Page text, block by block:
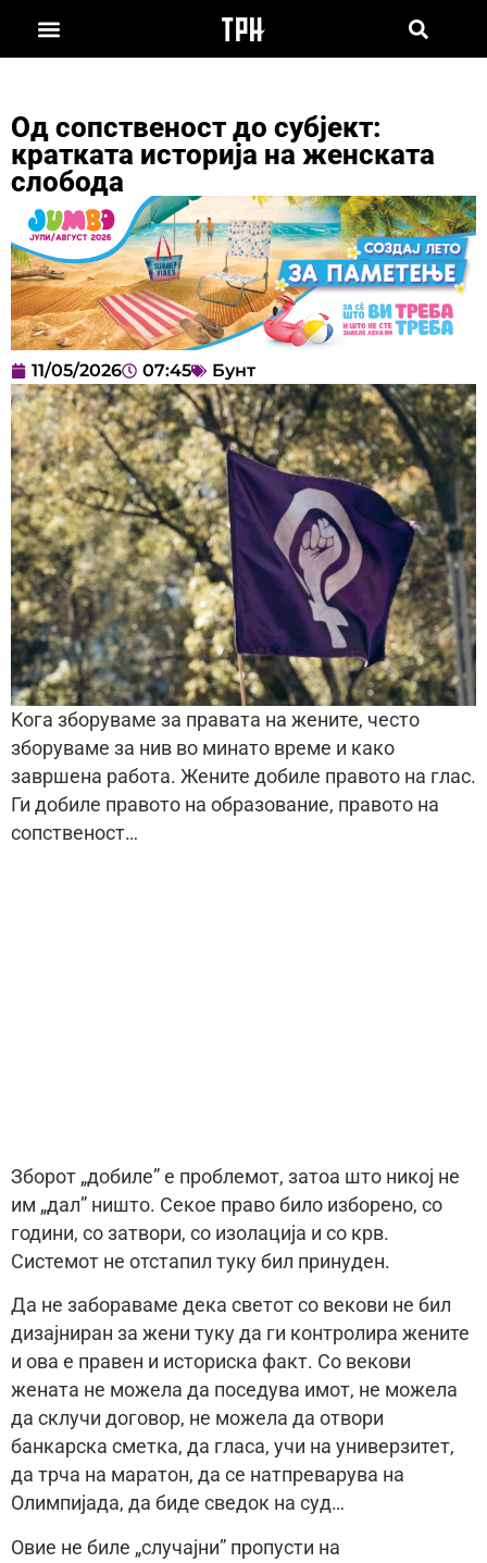
Од сопственост до субјект:
кратката историја на женската
слобода
11/05/2026 07:45 Бунт
Kога зборуваме за правата на жените, често
зборуваме за нив во минато време и како
завршена работа. Жените добиле правото на глас.
Ги добиле правото на образование, правото на
сопственост…
Зборот „добиле” е проблемот, затоа што никој не
им „дал” ништо. Секое право било изборено, со
години, со затвори, со изолација и со крв.
Системот не отстапил туку бил принуден.
Да не забораваме дека светот со векови не бил
дизајниран за жени туку да ги контролира жените
и ова е правен и историска факт. Со векови
жената не можела да поседува имот, не можела
да склучи договор, не можела да отвори
банкарска сметка, да гласа, учи на универзитет,
да трча на маратон, да се натпреварува на
Олимпијада, да биде сведок на суд…
Овие не биле „случајни” пропусти на